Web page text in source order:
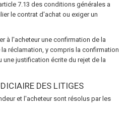
7.13 des conditions générales a
le contrat d'achat ou exiger un
à l'acheteur une confirmation de la
réclamation, y compris la confirmation
une justification écrite du rejet de la
DES LITIGES
et l'acheteur sont résolus par les